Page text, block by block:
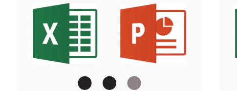
DODAJ V KOŠARICO HITRI OGLED